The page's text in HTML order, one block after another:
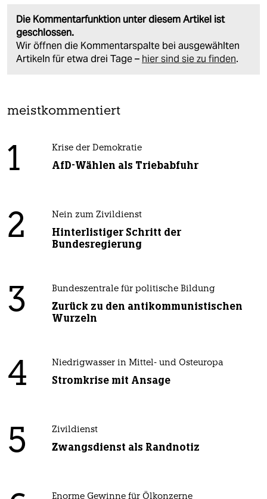
Die Kommentarfunktion unter diesem Artikel ist
geschlossen.
Wir öffnen die Kommentarspalte bei ausgewählten
Artikeln für etwa drei Tage – hier sind sie zu finden.
meistkommentiert
1 Krise der Demokratie
AfD-Wählen als Triebabfuhr
2 Nein zum Zivildienst
Hinterlistiger Schritt der
Bundesregierung
3 Bundeszentrale für politische Bildung
Zurück zu den antikommunistischen
Wurzeln
4 Niedrigwasser in Mittel- und Osteuropa
Stromkrise mit Ansage
5 Zivildienst
Zwangsdienst als Randnotiz
Enorme Gewinne für Ölkonzerne